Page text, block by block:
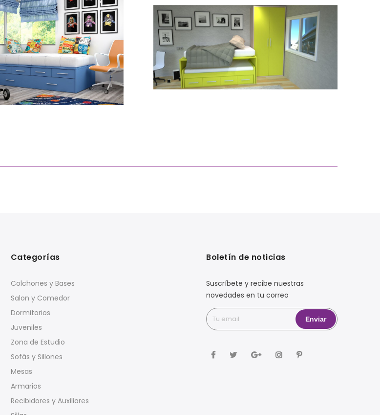
Charly Compacto Composición Charly C904
Categorías
Colchones y Bases
Salon y Comedor
Dormitorios
Juveniles
Zona de Estudio
Sofás y Sillones
Mesas
Armarios
Recibidores y Auxiliares
Boletín de noticias
Suscríbete y recibe nuestras
novedades en tu correo